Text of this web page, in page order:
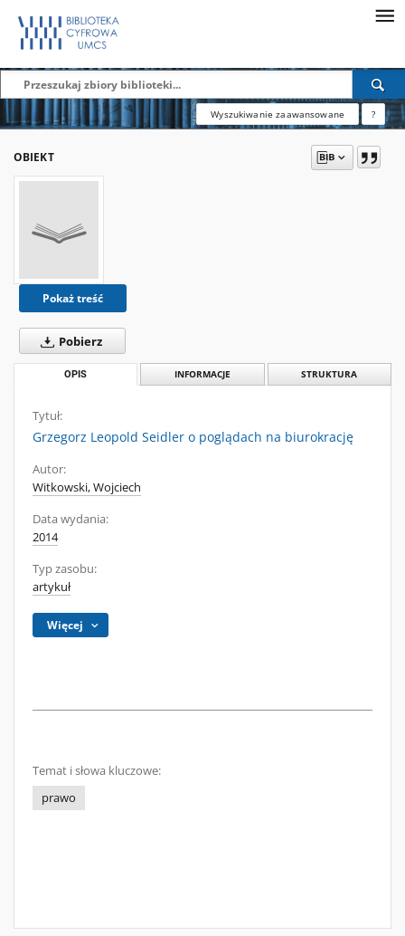
Wyszukiwanie zaawansowane ?
OBIEKT
Pokaż treść
Pobierz
OPIS INFORMACJE STRUKTURA
Tytuł:
Grzegorz Leopold Seidler o poglądach na biurokrację
Autor:
Witkowski, Wojciech
Data wydania:
2014
Typ zasobu:
artykuł
Więcej
Temat i słowa kluczowe:
prawo